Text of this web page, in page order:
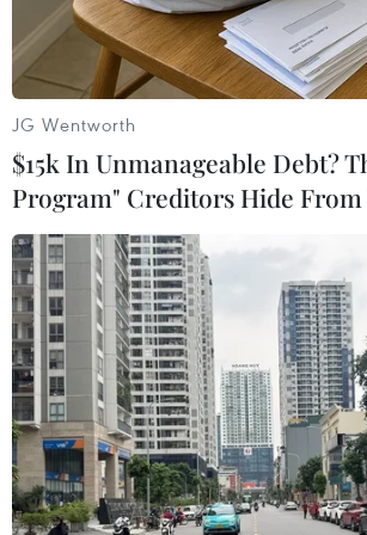
y tế.
Người tiêu dùng Thành phố Hồ Chí Minh
em tại siêu thị chuẩn bị cho dịp Lễ Quốc
sắp tới. (Ảnh: Mỹ Phương/
JG Wentworth
$15k In Unmanageable Debt?
Program" Creditors Hide From